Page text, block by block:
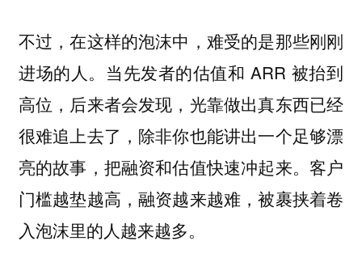
不过，在这样的泡沫中，难受的是那些刚刚
进场的人。当先发者的估值和 ARR 被抬到
高位，后来者会发现，光靠做出真东西已经
很难追上去了，除非你也能讲出一个足够漂
亮的故事，把融资和估值快速冲起来。客户
门槛越垫越高，融资越来越难，被裹挟着卷
入泡沫里的人越来越多。